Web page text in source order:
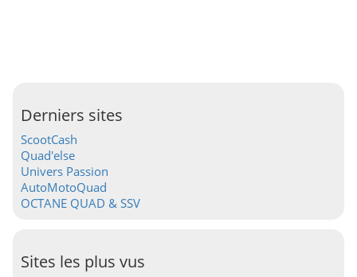
Derniers sites
ScootCash
Quad'else
Univers Passion
AutoMotoQuad
OCTANE QUAD & SSV
Sites les plus vus